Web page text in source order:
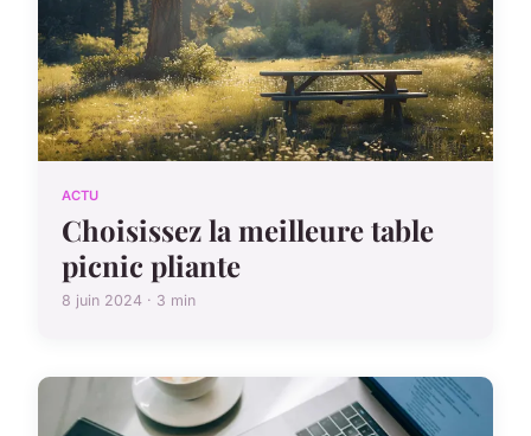
ACTU
Choisissez la meilleure table
picnic pliante
8 juin 2024 · 3 min